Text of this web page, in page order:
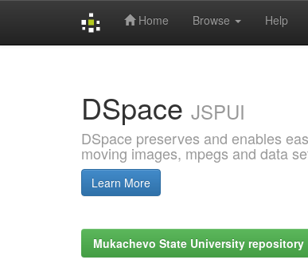
Home Browse Help
DSpace JSPUI
DSpace preserves and enables
moving images, mpegs and data
Learn More
Mukachevo State University repository